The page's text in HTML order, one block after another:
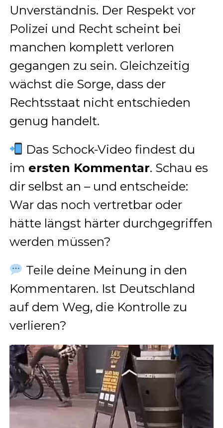
Unverständnis. Der Respekt vor
Polizei und Recht scheint bei
manchen komplett verloren
gegangen zu sein. Gleichzeitig
wächst die Sorge, dass der
Rechtsstaat nicht entschieden
genug handelt.
Das Schock-Video findest du
im ersten Kommentar. Schau es
dir selbst an – und entscheide:
War das noch vertretbar oder
hätte längst härter durchgegriffen
werden müssen?
Teile deine Meinung in den
Kommentaren. Ist Deutschland
auf dem Weg, die Kontrolle zu
verlieren?